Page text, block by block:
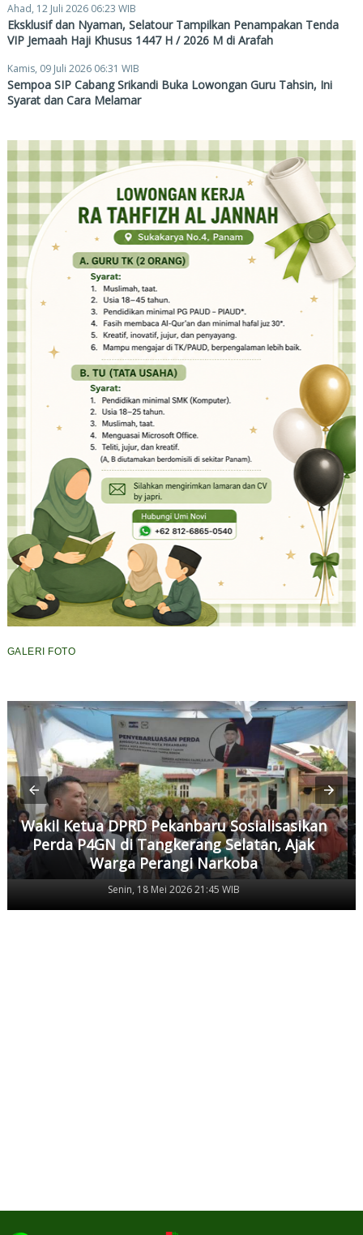
Ahad, 12 Juli 2026 06:23 WIB
Eksklusif dan Nyaman, Selatour Tampilkan Penampakan Tenda
VIP Jemaah Haji Khusus 1447 H / 2026 M di Arafah
Kamis, 09 Juli 2026 06:31 WIB
Sempoa SIP Cabang Srikandi Buka Lowongan Guru Tahsin, Ini
Syarat dan Cara Melamar
GALERI FOTO
Wakil Ketua DPRD Pekanbaru Sosialisasikan
Perda P4GN di Tangkerang Selatan, Ajak
Warga Perangi Narkoba
Senin, 18 Mei 2026 21:45 WIB